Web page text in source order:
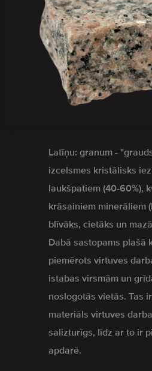
Latīņu: granum -
izcelsmes kristālisks
laukšpatiem (40-60%),
krāsainiem minerāliem
blīvāks, cietāks un
Dabā sastopams plašā
piemērots virtuves
istabas virsmām un
noslogotās vietās. Tas
materiāls virtuves
salizturīgs, līdz ar to ir
apdarē.